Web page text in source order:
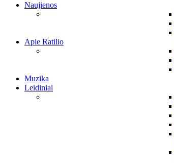
Naujienos
Apie Ratilio
Muzika
Leidiniai